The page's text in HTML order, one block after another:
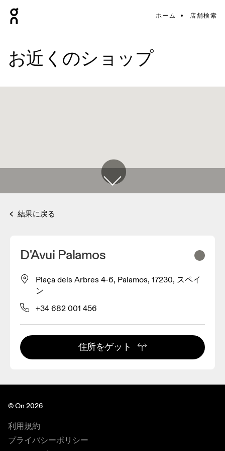
ホーム 店舗検索
お近くのショップ
結果に戻る
D'Avui Palamos
Plaça dels Arbres 4-6, Palamos, 17230, スペイ
ン
+34 682 001 456
住所をゲット
© On 2026
利用規約
プライバシーポリシー